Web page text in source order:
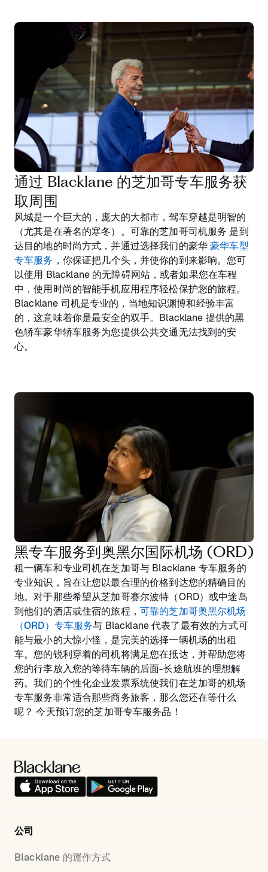
通过 Blacklane 的芝加哥专车服务获
取周围
风城是一个巨大的，庞大的大都市，驾车穿越是明智的
（尤其是在著名的寒冬）。可靠的芝加哥司机服务 是到
达目的地的时尚方式，并通过选择我们的豪华豪华车型
专车服务 ，你保证把几个头，并使你的到来影响。您可
以使用 Blacklane 的无障碍网站，或者如果您在车程
中，使用时尚的智能手机应用程序轻松保护您的旅程。
Blacklane 司机是专业的，当地知识渊博和经验丰富
的，这意味着你是最安全的双手。Blacklane 提供的黑
色轿车豪华轿车服务为您提供公共交通无法找到的安
心。
黑专车服务到奥黑尔国际机场 (ORD)
租一辆车和专业司机在芝加哥与 Blacklane 专车服务的
专业知识，旨在让您以最合理的价格到达您的精确目的
地。对于那些希望从芝加哥赛尔波特（ORD）或中途岛
到他们的酒店或住宿的旅程， 可靠的芝加哥奥黑尔机场
（ORD）专车服务与 Blacklane 代表了最有效的方式可
能与最小的大惊小怪，是完美的选择一辆机场的出租
车。您的锐利穿着的司机将满足您在抵达，并帮助您将
您的行李放入您的等待车辆的后面-长途航班的理想解
药。我们的个性化企业发票系统使我们在芝加哥的机场
专车服务非常适合那些商务旅客，那么您还在等什么
呢？ 今天预订您的芝加哥专车服务品！
公司
Blacklane 的運作方式